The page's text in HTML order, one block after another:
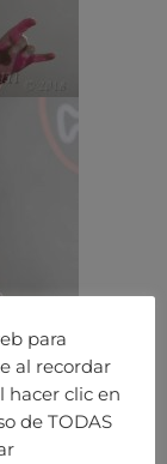
para
al recordar
hacer clic en
de TODAS